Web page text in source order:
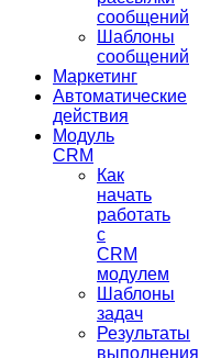
сообщений
Шаблоны
сообщений
Маркетинг
Автоматические
действия
Модуль
CRM
Как
начать
работать
с
CRM
модулем
Шаблоны
задач
Результаты
выполнения